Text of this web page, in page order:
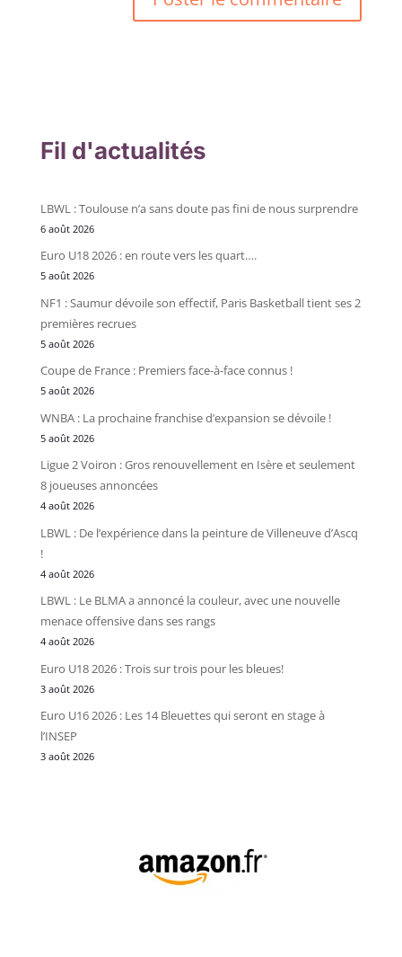
Fil d'actualités
LBWL : Toulouse n’a sans doute pas fini de nous surprendre
6 août 2026
Euro U18 2026 : en route vers les quart….
5 août 2026
NF1 : Saumur dévoile son effectif, Paris Basketball tient ses 2
premières recrues
5 août 2026
Coupe de France : Premiers face-à-face connus !
5 août 2026
WNBA : La prochaine franchise d’expansion se dévoile !
5 août 2026
Ligue 2 Voiron : Gros renouvellement en Isère et seulement
8 joueuses annoncées
4 août 2026
LBWL : De l’expérience dans la peinture de Villeneuve d’Ascq
!
4 août 2026
LBWL : Le BLMA a annoncé la couleur, avec une nouvelle
menace offensive dans ses rangs
4 août 2026
Euro U18 2026 : Trois sur trois pour les bleues!
3 août 2026
Euro U16 2026 : Les 14 Bleuettes qui seront en stage à
l’INSEP
3 août 2026